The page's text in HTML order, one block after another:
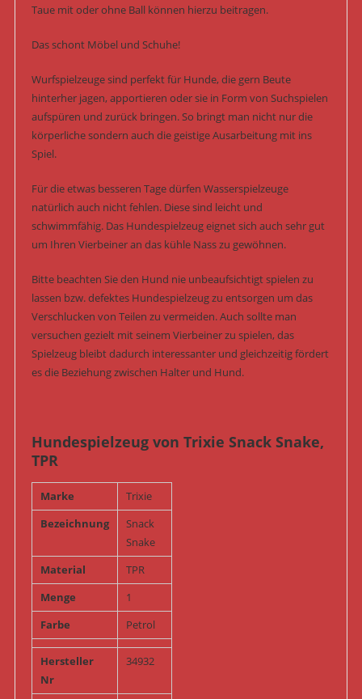
Taue mit oder ohne Ball können hierzu beitragen.
Das schont Möbel und Schuhe!
Wurfspielzeuge sind perfekt für Hunde, die gern Beute
hinterher jagen, apportieren oder sie in Form von Suchspielen
aufspüren und zurück bringen. So bringt man nicht nur die
körperliche sondern auch die geistige Ausarbeitung mit ins
Spiel.
Für die etwas besseren Tage dürfen Wasserspielzeuge
natürlich auch nicht fehlen. Diese sind leicht und
schwimmfähig. Das Hundespielzeug eignet sich auch sehr gut
um Ihren Vierbeiner an das kühle Nass zu gewöhnen.
Bitte beachten Sie den Hund nie unbeaufsichtigt spielen zu
lassen bzw. defektes Hundespielzeug zu entsorgen um das
Verschlucken von Teilen zu vermeiden. Auch sollte man
versuchen gezielt mit seinem Vierbeiner zu spielen, das
Spielzeug bleibt dadurch interessanter und gleichzeitig fördert
es die Beziehung zwischen Halter und Hund.
Hundespielzeug von Trixie Snack Snake,
TPR
Marke
Trixie
Bezeichnung
Snack
Snake
Material
TPR
Menge
1
Farbe
Petrol
Hersteller
Nr
34932